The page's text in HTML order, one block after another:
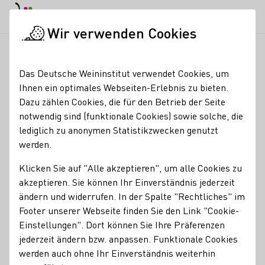
Weingut Richard Datz
GbR
Inhaber Hermann Datz und Schwiegersohn Clemens
Ladenburger. Inhabergeführtes Familienweingut in der 4.
Generation. Weinverkauf und -probe werktäglich bis 18
Uhr, sonntags bis 14 Uhr nur nach Vereinbarung
Weinprobierstube bis 25 Personen
Erzeugnisse
Perlwein / Secco Sekt Wein Traubensaft
Brände / Destillate
Wir verwenden Cookies
Das Deutsche Weininstitut verwendet Cookies, um
Ihnen ein optimales Webseiten-Erlebnis zu bieten.
Dazu zählen Cookies, die für den Betrieb der Seite
notwendig sind (funktionale Cookies) sowie solche, die
lediglich zu anonymen Statistikzwecken genutzt
werden.
Klicken Sie auf "Alle akzeptieren", um alle Cookies zu
akzeptieren. Sie können Ihr Einverständnis jederzeit
ändern und widerrufen. In der Spalte "Rechtliches" im
Footer unserer Webseite finden Sie den Link "Cookie-
Einstellungen". Dort können Sie Ihre Präferenzen
jederzeit ändern bzw. anpassen. Funktionale Cookies
werden auch ohne Ihr Einverständnis weiterhin